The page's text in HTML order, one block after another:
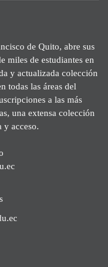
de Quito, abre sus
miles de estudiantes en
y actualizada colección
todas las áreas del
a las más
una extensa colección
y acceso.